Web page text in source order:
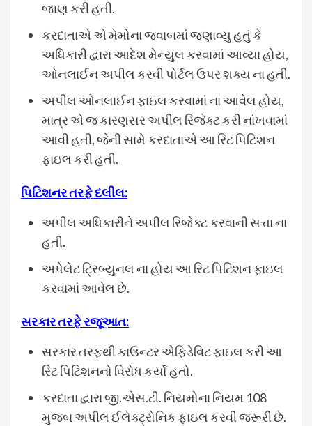
જાણ કરી હતી.
કરદાતાએ એ મેમોના જવાબમાં જણાવ્યુ હતું કે
અધિકારી દ્વારા આદેશ મેન્યુલ કરવામાં આવ્યા હોય,
ઓનલાઈન અપીલ કરવી પોર્ટલ ઉપર શક્ય ના હતી.
અપીલ ઓનલાઈન ફાઇલ કરવામાં ના આવેલ હોય,
માત્ર એ જ કારણસર અપીલ રિજેક્ટ કરી નાંખવામાં
આવી હતી, જેની સામે કરદાતાએ આ રિટ પિટિશન
ફાઇલ કરી હતી.
પિટિશનર તરફે દલીલ:
અપીલ અધિકારીને અપીલ રિજેક્ટ કરવાની સત્તા ના
હતી.
અપેલેટ ટ્રિબ્યુનલ ના હોય આ રિટ પિટિશન ફાઇલ
કરવામાં આવેલ છે.
સરકાર તરફે રજૂઆત:
સરકાર તરફથી કાઉન્ટર એફિડેવિટ ફાઇલ કરી આ
રિટ પિટિશનનો વિરોધ કર્યો હતો.
કરદાતા દ્વારા જી.એસ.ટી. નિયમોના નિયમ 108
મુજબ અપીલ ઈલેક્ટ્રોનિક ફાઇલ કરવી જરૂરી છે.